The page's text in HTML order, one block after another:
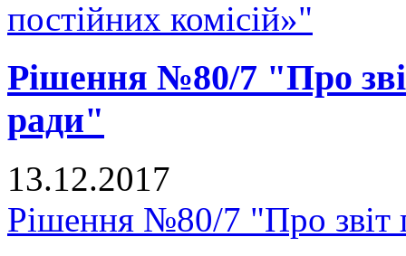
постійних комісій»"
Рішення №80/7 "Про
ради"
13.12.2017
Рішення №80/7 "Про звіт